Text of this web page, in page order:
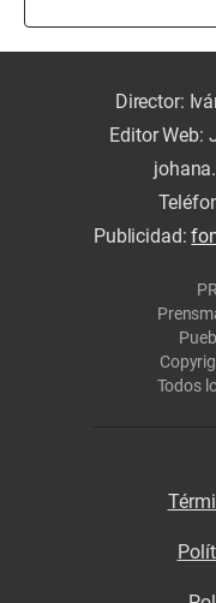
Director:
Editor Web:
Publicidad:
Todos